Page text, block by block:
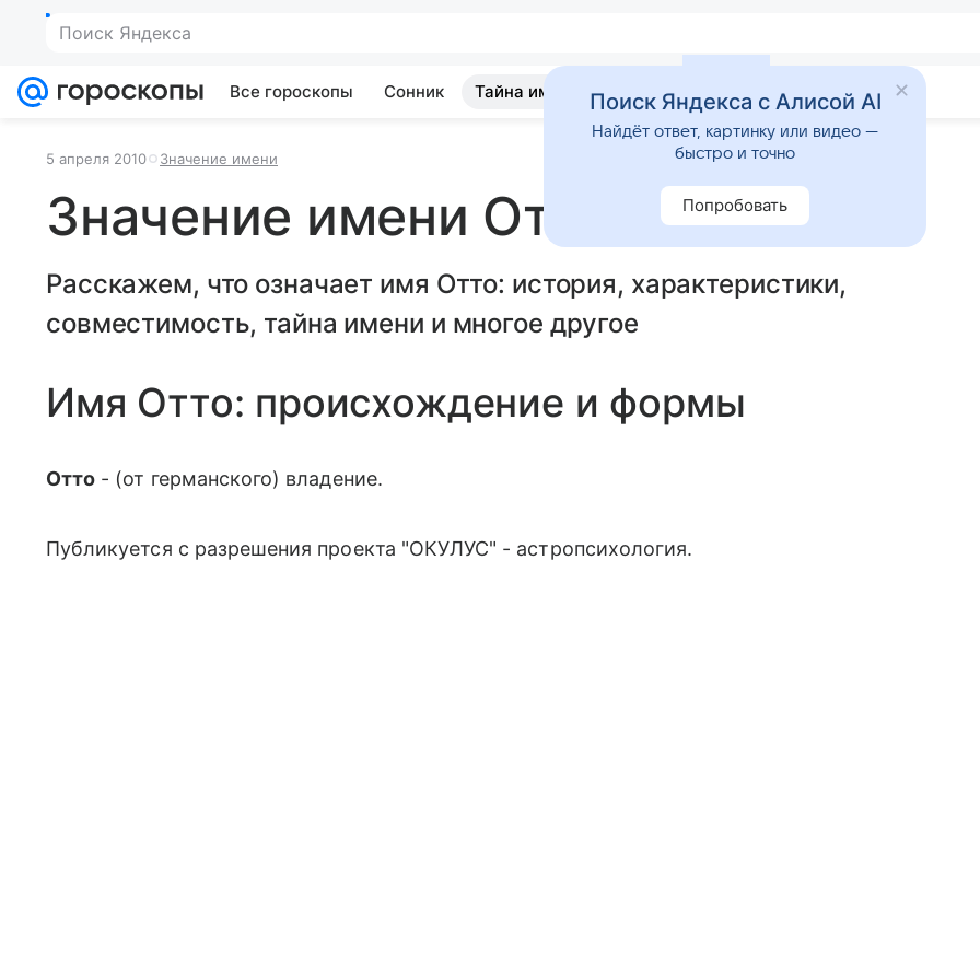
Поиск Яндекса
Все гороскопы Сонник Тайна имени Гадания Приметы
5 апреля 2010 Значение имени
Значение имени Отто
Расскажем, что означает имя Отто: история, характеристики,
совместимость, тайна имени и многое другое
Имя Отто: происхождение и формы
Отто - (от германского) владение.
Публикуется с разрешения проекта "ОКУЛУС" - астропсихология.
Поиск Яндекса с Алисой AI
Найдёт ответ, картинку или видео —
быстро и точно
Попробовать